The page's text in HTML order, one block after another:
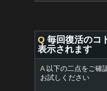
Q 毎回復活のコ
表示されます
A以下の二点をご確
お試しください